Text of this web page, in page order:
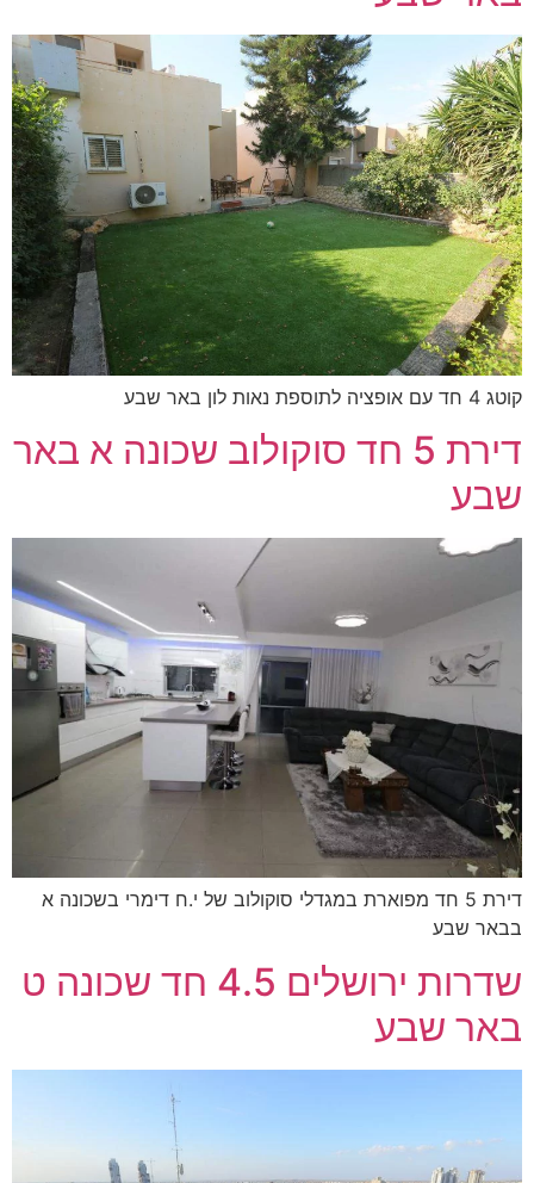
קוטג 4 חד עם אופציה לתוספת נאות לון באר שבע
דירת 5 חד סוקולוב שכונה א באר
שבע
דירת 5 חד מפוארת במגדלי סוקולוב של י.ח דימרי בשכונה א
בבאר שבע
שדרות ירושלים 4.5 חד שכונה ט
באר שבע